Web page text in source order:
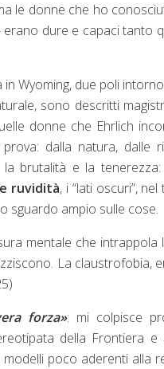
le donne che ho
dure e capaci tanto
Wyoming, due poli
sono descritti
donne che Ehrlich
dalla natura, dalle
brutalità e la
ruvidità, i “lati oscuri”,
sguardo ampio sulle cose.
mentale che intrappola
La claustrofobia,
forza»: mi colpisce
della Frontiera
modelli poco aderenti alla